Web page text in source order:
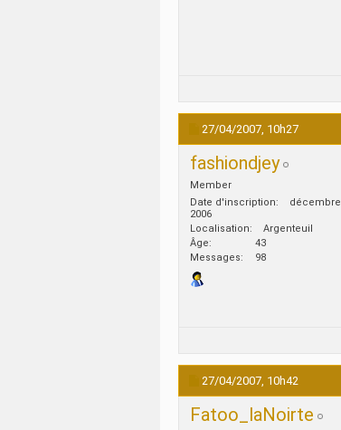
27/04/2007, 10h27
fashiondjey
Member
Date d'inscription
décembre
2006
Localisation
Argenteuil
Âge
43
Messages
98
27/04/2007, 10h42
Fatoo_laNoirte